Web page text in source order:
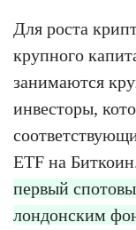
Для роста
крупного
занимаются
инвесторы,
ETF на
первый
лондонским